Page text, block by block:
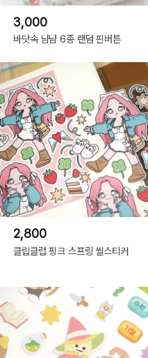
3,000
바닷속 냠냠 6종 랜덤 핀버튼
2,800
클립클럽 핑크 스프링 씰스티커